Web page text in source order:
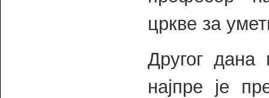
цркве за
Другог дана
најпре је